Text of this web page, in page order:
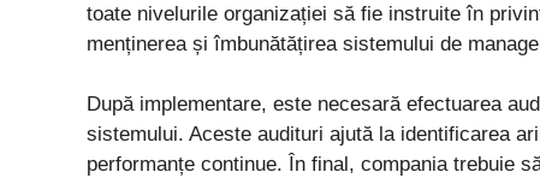
toate nivelurile organizației să fie instruite în
menținerea și îmbunătățirea sistemului de
După implementare, este necesară efectuarea
sistemului. Aceste audituri ajută la identificarea
performanțe continue. În final, compania trebuie